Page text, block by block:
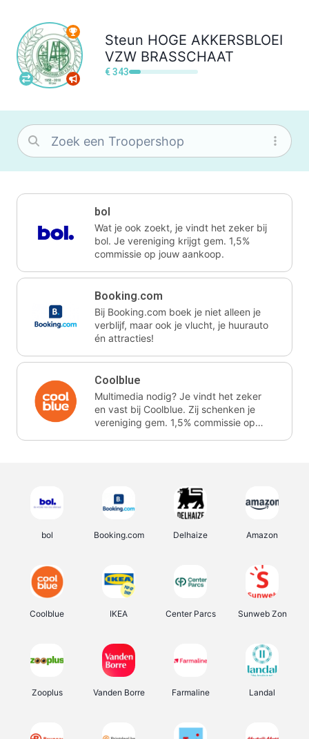
Steun HOGE AKKERSBLOEI
VZW BRASSCHAAT
€ 343
bol
Wat je ook zoekt, je vindt het zeker bij
bol. Je vereniging krijgt gem. 1,5%
commissie op jouw aankoop.
Booking.com
Bij Booking.com boek je niet alleen je
verblijf, maar ook je vlucht, je huurauto
én attracties!
Coolblue
Multimedia nodig? Je vindt het zeker
en vast bij Coolblue. Zij schenken je
vereniging gem. 1,5% commissie op
bol Booking.com Delhaize Amazon
Coolblue IKEA Center Parcs Sunweb Zon
Zooplus Vanden Borre Farmaline Landal